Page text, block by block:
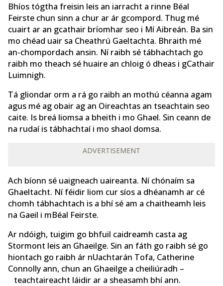
Bhíos tógtha freisin leis an iarracht a rinne Béal
Feirste chun sinn a chur ar ár gcompord. Thug mé
cuairt ar an gcathair bríomhar seo i Mí Aibreán. Ba sin
mo chéad uair sa Cheathrú Gaeltachta. Bhraith mé
an-chompordach ansin. Ní raibh sé tábhachtach go
raibh mo theach sé huaire an chloig ó dheas i gCathair
Luimnigh.
Tá gliondar orm a rá go raibh an mothú céanna agam
agus mé ag obair ag an Oireachtas an tseachtain seo
caite. Is breá liomsa a bheith i mo Ghael. Sin ceann de
na rudaí is tábhachtaí i mo shaol domsa.
ADVERTISEMENT
Ach bíonn sé uaigneach uaireanta. Ní chónaím sa
Ghaeltacht. Ní féidir liom cur síos a dhéanamh ar cé
chomh tábhachtach is a bhí sé am a chaitheamh leis
na Gaeil i mBéal Feirste.
Ar ndóigh, tuigim go bhfuil caidreamh casta ag
Stormont leis an Ghaeilge. Sin an fáth go raibh sé go
hiontach go raibh ár nUachtarán Tofa, Catherine
Connolly ann, chun an Ghaeilge a cheiliúradh –
teachtaireacht láidir ar a sheasamh bhí ann.